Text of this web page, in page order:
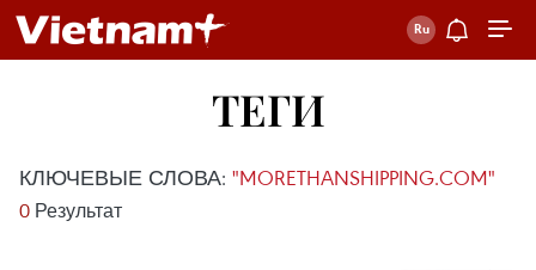
ТЕГИ
КЛЮЧЕВЫЕ СЛОВА: "MORETHANSHIPPING.COM"
0 Результат